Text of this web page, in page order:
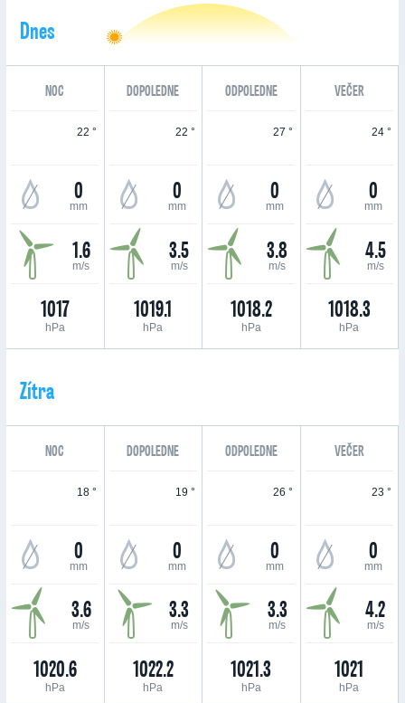
Dnes
NOC DOPOLEDNE ODPOLEDNE VEČER
22 °
0
mm
1.6
m/s
1017
hPa
22 °
0
mm
3.5
m/s
1019.1
hPa
27 °
0
mm
3.8
m/s
1018.2
hPa
24 °
0
mm
4.5
m/s
1018.3
hPa
Zítra
NOC DOPOLEDNE ODPOLEDNE VEČER
18 °
0
mm
3.6
m/s
1020.6
hPa
19 °
0
mm
3.3
m/s
1022.2
hPa
26 °
0
mm
3.3
m/s
1021.3
hPa
23 °
0
mm
4.2
m/s
1021
hPa